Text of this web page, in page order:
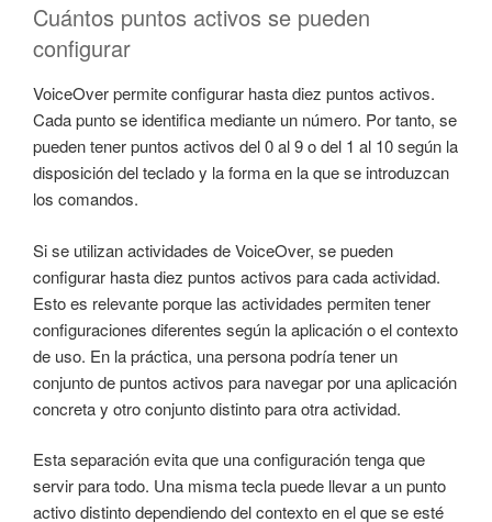
Cuántos puntos activos se pueden
configurar
VoiceOver permite configurar hasta diez puntos activos.
Cada punto se identifica mediante un número. Por tanto, se
pueden tener puntos activos del 0 al 9 o del 1 al 10 según la
disposición del teclado y la forma en la que se introduzcan
los comandos.
Si se utilizan actividades de VoiceOver, se pueden
configurar hasta diez puntos activos para cada actividad.
Esto es relevante porque las actividades permiten tener
configuraciones diferentes según la aplicación o el contexto
de uso. En la práctica, una persona podría tener un
conjunto de puntos activos para navegar por una aplicación
concreta y otro conjunto distinto para otra actividad.
Esta separación evita que una configuración tenga que
servir para todo. Una misma tecla puede llevar a un punto
activo distinto dependiendo del contexto en el que se esté